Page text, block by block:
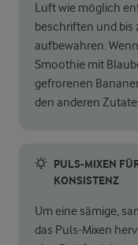
Luft wie möglich
beschriften und bis
aufbewahren.
Smoothie mit
gefrorenen
den anderen
PULS-MIXEN
KONSISTENZ
Um eine sämige,
das Puls-Mixen